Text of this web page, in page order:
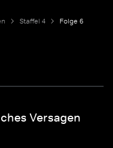
Staffel 4 Folge 6
Versagen